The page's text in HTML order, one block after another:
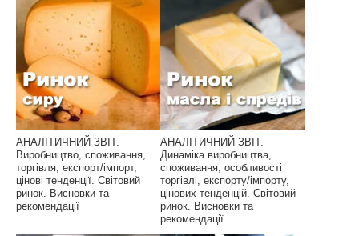
АНАЛІТИЧНИЙ ЗВІТ.
Виробництво, споживання,
торгівля, експорт/імпорт,
цінові тенденції. Світовий
ринок. Висновки та
рекомендації
АНАЛІТИЧНИЙ ЗВІТ.
Динаміка виробництва,
споживання, особливості
торгівлі, експорту/імпорту,
цінових тенденцій. Світовий
ринок. Висновки та
рекомендації